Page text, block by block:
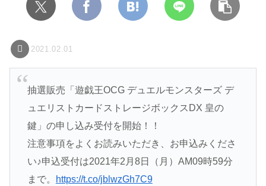
2021.02.01
抽選販売「遊戯王OCG デュエルモンスターズ デ
ュエリストカードストレージボックスDX 皇の
鍵」の申し込み受付を開始！！
注意事項をよくお読みいただき、お申込みくださ
い♪申込受付は2021年2月8日（月）AM09時59分
まで。
https://t.co/jblwzGh7C9